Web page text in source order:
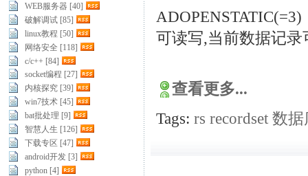
ADOPENSTATIC(=3)
可读写,当前数据记
查看更多...
Tags: rs recordset 数据
WEB服务器 [40]
破解调试 [85]
linux教程 [50]
网络安全 [118]
c/c++ [84]
socket编程 [27]
内核探究 [39]
win7技术 [45]
bat批处理 [9]
智慧人生 [126]
下载专区 [47]
android开发 [3]
python [4]